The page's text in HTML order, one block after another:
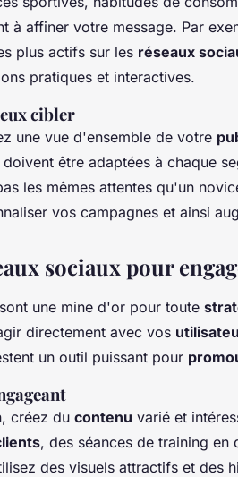
à affiner votre message. Par
plus actifs sur les réseaux
pratiques et interactives.
cibler
une vue d'ensemble de votre
doivent être adaptées à chaque
les mêmes attentes qu'un
vos campagnes et ainsi
sociaux pour
sont une mine d'or pour toute
directement avec vos
un outil puissant pour
créez du contenu varié et
, des séances de training
des visuels attractifs et des